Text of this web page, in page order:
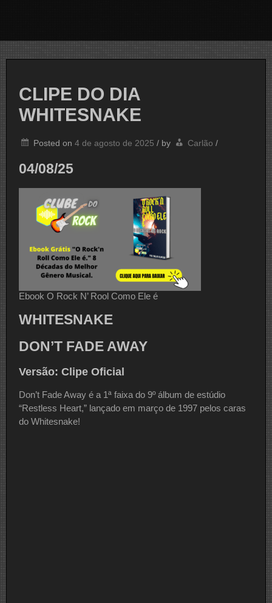
CLIPE DO DIA
WHITESNAKE
Posted on 4 de agosto de 2025 / by Carlão /
04/08/25
Ebook O Rock N’ Rool Como Ele é
WHITESNAKE
DON’T FADE AWAY
Versão: Clipe Oficial
Don’t Fade Away é a 1ª faixa do 9º álbum de estúdio
“Restless Heart,” lançado em março de 1997 pelos caras
do Whitesnake!